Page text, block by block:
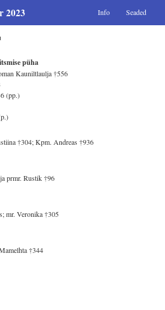
2023 Info Seaded
püha
Kauniltlaulja †556
(pp.)
†304; Kpm. Andreas †936
prmr. Rustik †96
mr. Veronika †305
†344